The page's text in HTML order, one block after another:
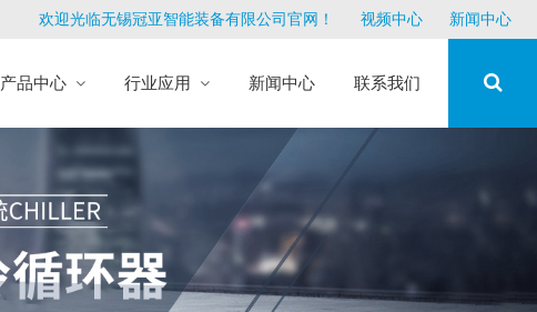
欢迎光临无锡冠亚智能装备有限公司官网！ 视频中心 新闻中心
产品中心 行业应用 新闻中心 联系我们